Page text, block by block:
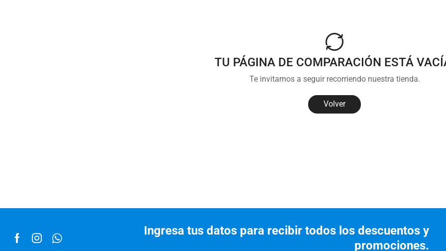
TU PÁGINA DE COMPARACIÓN ESTÁ
Te invitamos a seguir recorriendo nuestra tienda.
Volver
Ingresa tus datos para recibir todos los descuentos y
promociones.